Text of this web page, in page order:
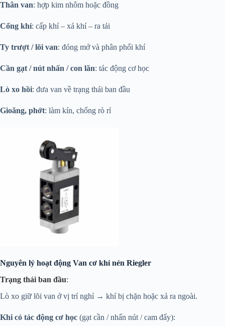
Thân van: hợp kim nhôm hoặc đồng
Cổng khí: cấp khí – xả khí – ra tải
Ty trượt / lõi van: đóng mở và phân phối khí
Cần gạt / nút nhấn / con lăn: tác động cơ học
Lò xo hồi: đưa van về trạng thái ban đầu
Gioăng, phớt: làm kín, chống rò rỉ
Nguyên lý hoạt động Van cơ khí nén Riegler
Trạng thái ban đầu:
Lò xo giữ lõi van ở vị trí nghỉ → khí bị chặn hoặc xả ra ngoài.
Khi có tác động cơ học (gạt cần / nhấn nút / cam đẩy):